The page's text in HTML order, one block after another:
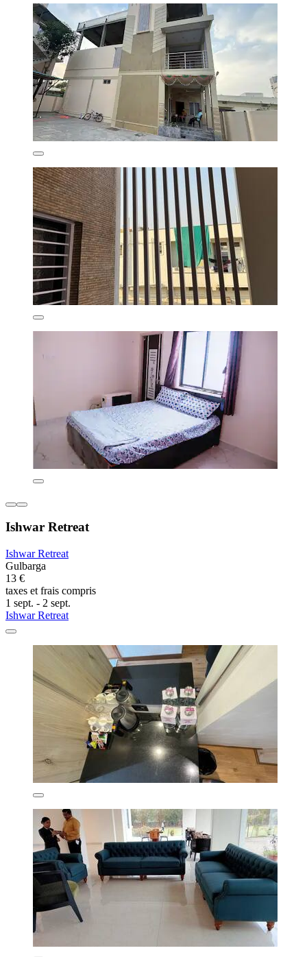
Ishwar Retreat
Ishwar Retreat
Gulbarga
13 €
taxes et frais compris
1 sept. - 2 sept.
Ishwar Retreat